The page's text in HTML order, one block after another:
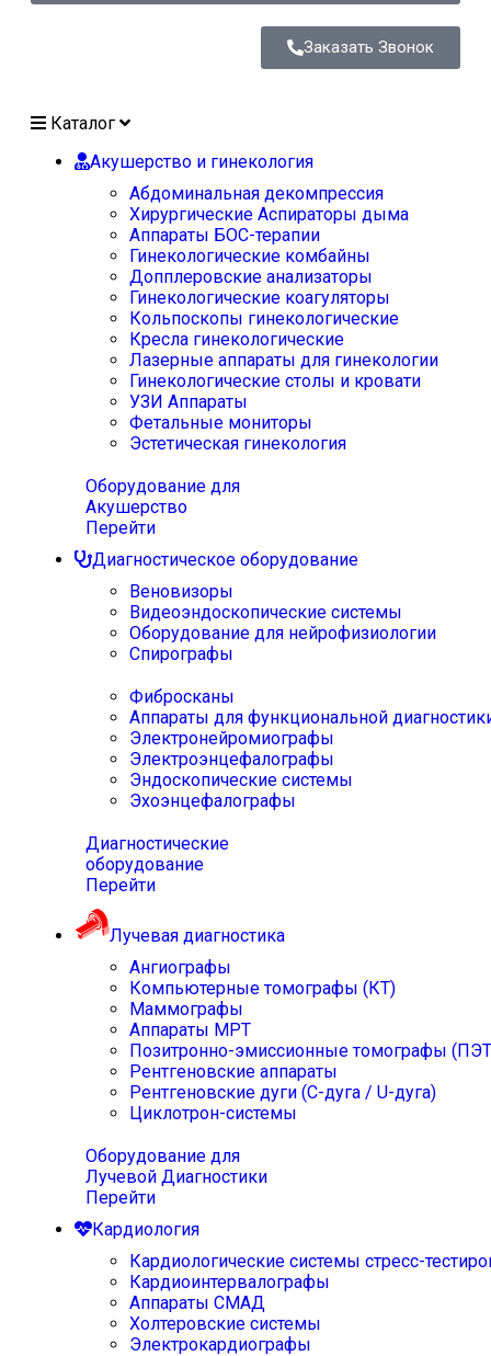
Заказать Звонок
Каталог
Акушерство и гинекология
Абдоминальная декомпрессия
Хирургические Аспираторы дыма
Аппараты БОС-терапии
Гинекологические комбайны
Допплеровские анализаторы
Гинекологические коагуляторы
Кольпоскопы гинекологические
Кресла гинекологические
Лазерные аппараты для гинекологии
Гинекологические столы и кровати
УЗИ Аппараты
Фетальные мониторы
Эстетическая гинекология
Оборудование для
Акушерство
Перейти
Диагностическое оборудование
Веновизоры
Видеоэндоскопические системы
Оборудование для нейрофизиологии
Спирографы
Фибросканы
Аппараты для функциональной
Электронейромиографы
Электроэнцефалографы
Эндоскопические системы
Эхоэнцефалографы
Диагностические
оборудование
Перейти
Лучевая диагностика
Ангиографы
Компьютерные томографы (КТ)
Маммографы
Аппараты МРТ
Позитронно-эмиссионные томографы
Рентгеновские аппараты
Рентгеновские дуги (С-дуга / U-дуга)
Циклотрон-системы
Оборудование для
Лучевой Диагностики
Перейти
Кардиология
Кардиологические системы стресс-
Кардиоинтервалографы
Аппараты СМАД
Холтеровские системы
Электрокардиографы